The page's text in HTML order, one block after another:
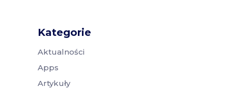
Kategorie
Aktualności
Apps
Artykuły